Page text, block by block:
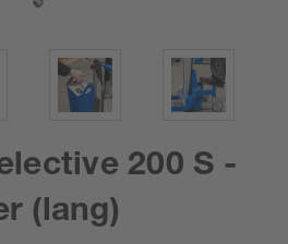
200 S -
(lang)